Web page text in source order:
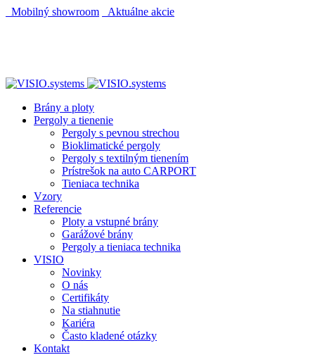
Mobilný showroom
Aktuálne akcie
Brány a ploty
Pergoly a tienenie
Pergoly s pevnou strechou
Bioklimatické pergoly
Pergoly s textilným tienením
Prístrešok na auto CARPORT
Tieniaca technika
Vzory
Referencie
Ploty a vstupné brány
Garážové brány
Pergoly a tieniaca technika
VISIO
Novinky
O nás
Certifikáty
Na stiahnutie
Kariéra
Často kladené otázky
Kontakt